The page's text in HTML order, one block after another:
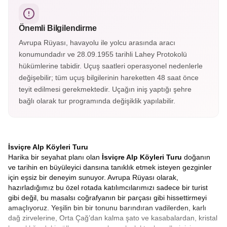
dağlarının eteklerinde yer alan köyde Heidi’nin evi, müzesi
ve eşsiz doğa manzaraları bulunur.
Önemli Bilgilendirme
Avrupa Rüyası, havayolu ile yolcu arasında aracı
konumundadır ve 28.09.1955 tarihli Lahey Protokolü
hükümlerine tabidir. Uçuş saatleri operasyonel nedenlerle
değişebilir; tüm uçuş bilgilerinin hareketten 48 saat önce
teyit edilmesi gerekmektedir. Uçağın iniş yaptığı şehre
bağlı olarak tur programında değişiklik yapılabilir.
İsviçre Alp Köyleri Turu
Harika bir seyahat planı olan İsviçre Alp Köyleri Turu doğanın
ve tarihin en büyüleyici dansına tanıklık etmek isteyen gezginler
için eşsiz bir deneyim sunuyor. Avrupa Rüyası olarak,
hazırladığımız bu özel rotada katılımcılarımızı sadece bir turist
gibi değil, bu masalsı coğrafyanın bir parçası gibi hissettirmeyi
amaçlıyoruz. Yeşilin bin bir tonunu barındıran vadilerden, karlı
dağ zirvelerine, Orta Çağ’dan kalma şato ve kasabalardan, kristal